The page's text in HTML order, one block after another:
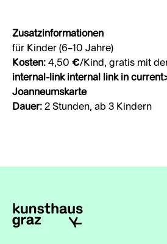
Zusatzinformationen
für Kinder (6–10 Jahre)
Kosten: 4,50 €/Kind, gratis mit
internal-link internal link in
Joanneumskarte
Dauer: 2 Stunden, ab 3 Kindern